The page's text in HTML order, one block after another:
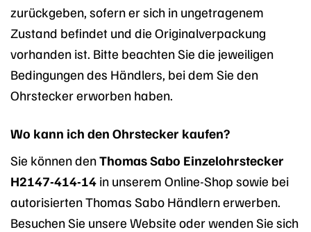
zurückgeben, sofern er sich in ungetragenem
Zustand befindet und die Originalverpackung
vorhanden ist. Bitte beachten Sie die jeweiligen
Bedingungen des Händlers, bei dem Sie den
Ohrstecker erworben haben.
Wo kann ich den Ohrstecker kaufen?
Sie können denThomas Sabo Einzelohrstecker
H2147-414-14 in unserem Online-Shop sowie bei
autorisierten Thomas Sabo Händlern erwerben.
Besuchen Sie unsere Website oder wenden Sie sich